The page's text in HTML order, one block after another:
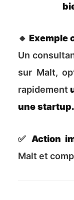
🔹 Exemple
Un
sur Malt,
rapidement
une startup.
✅ Action
Malt et